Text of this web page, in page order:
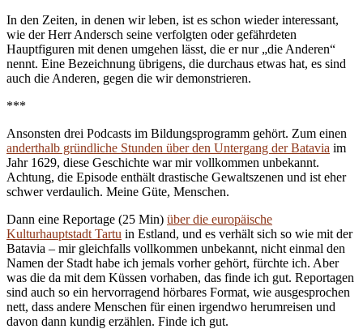
In den Zeiten, in denen wir leben, ist es schon wieder interessant,
wie der Herr Andersch seine verfolgten oder gefährdeten
Hauptfiguren mit denen umgehen lässt, die er nur „die Anderen“
nennt. Eine Bezeichnung übrigens, die durchaus etwas hat, es sind
auch die Anderen, gegen die wir demonstrieren.
***
Ansonsten drei Podcasts im Bildungsprogramm gehört. Zum einen
anderthalb gründliche Stunden über den Untergang der Batavia im
Jahr 1629, diese Geschichte war mir vollkommen unbekannt.
Achtung, die Episode enthält drastische Gewaltszenen und ist eher
schwer verdaulich. Meine Güte, Menschen.
Dann eine Reportage (25 Min) über die europäische
Kulturhauptstadt Tartu in Estland, und es verhält sich so wie mit der
Batavia – mir gleichfalls vollkommen unbekannt, nicht einmal den
Namen der Stadt habe ich jemals vorher gehört, fürchte ich. Aber
was die da mit dem Küssen vorhaben, das finde ich gut. Reportagen
sind auch so ein hervorragend hörbares Format, wie ausgesprochen
nett, dass andere Menschen für einen irgendwo herumreisen und
davon dann kundig erzählen. Finde ich gut.